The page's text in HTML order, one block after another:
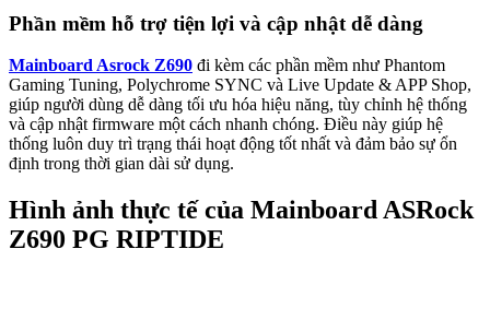
Phần mềm hỗ trợ tiện lợi và cập nhật dễ dàng
Mainboard Asrock Z690 đi kèm các phần mềm như Phantom
Gaming Tuning, Polychrome SYNC và Live Update & APP Shop,
giúp người dùng dễ dàng tối ưu hóa hiệu năng, tùy chỉnh hệ thống
và cập nhật firmware một cách nhanh chóng. Điều này giúp hệ
thống luôn duy trì trạng thái hoạt động tốt nhất và đảm bảo sự ổn
định trong thời gian dài sử dụng.
Hình ảnh thực tế của Mainboard ASRock
Z690 PG RIPTIDE